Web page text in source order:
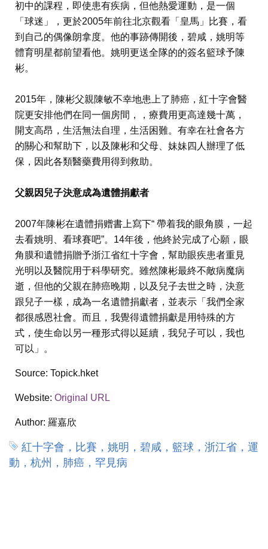
初中的課程，即使患有疾病，但他熱愛運動，是一個
「球迷」，更於2005年前往北京觀看「皇馬」比賽，看
到自己的偶像朗拿度。他的事跡傳開後，碧咸，姚明等
體育明星都前望看他。姚明更送全隊的的簽名籃球予陳
彬。
2015年，陳彬父親陳敏不幸地患上了肺癌，紅十字會醫
院更安排他們在同一個房間，，療費用更高達幾十萬，
開支高昂，生活無法自理，生活困難。有幸在社會各方
的關心和幫助下，以及陳彬和父母、妹妹四人辦理了低
保，因此各類醫藥費用得到救助。
父親因兒子決意成為遺體捐獻者
2007年陳彬在遺體捐赠書上寫下“ 帶着我的眼角膜，一起
去看姚明、看球賽吧”。14年後，他終於完成了心願，眼
角膜和遺體捐贈予浙江省红十字會，幫助眼疾患者重見
光明以及醫院用于科學研究。雖然陳彬最終不敵病魔病
逝，但他的父親在肺癌晚期，以及兒子去世之時，決意
跟兒子一樣，成為一名遺體捐獻者，並表示「我們全家
都很感恩社會。而且，我覺得遺體捐獻是用特殊的方
式，使生命以另一種形式得以延續，我兒子可以，我也
可以」。
Source: Topick.hket
Website: Original URL
Author: 羅嘉欣
紅十字會，比賽，姚明，碧咸，籃球，浙江省，運
動，杭州，肺癌，罕見病